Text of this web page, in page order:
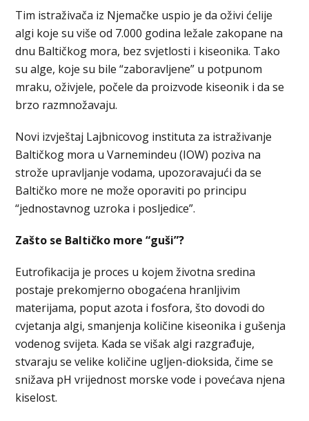
Tim istraživača iz Njemačke uspio je da oživi ćelije
algi koje su više od 7.000 godina ležale zakopane na
dnu Baltičkog mora, bez svjetlosti i kiseonika. Tako
su alge, koje su bile “zaboravljene” u potpunom
mraku, oživjele, počele da proizvode kiseonik i da se
brzo razmnožavaju.
Novi izvještaj Lajbnicovog instituta za istraživanje
Baltičkog mora u Varnemindeu (IOW) poziva na
strože upravljanje vodama, upozoravajući da se
Baltičko more ne može oporaviti po principu
“jednostavnog uzroka i posljedice”.
Zašto se Baltičko more “guši”?
Eutrofikacija je proces u kojem životna sredina
postaje prekomjerno obogaćena hranljivim
materijama, poput azota i fosfora, što dovodi do
cvjetanja algi, smanjenja količine kiseonika i gušenja
vodenog svijeta. Kada se višak algi razgrađuje,
stvaraju se velike količine ugljen-dioksida, čime se
snižava pH vrijednost morske vode i povećava njena
kiselost.